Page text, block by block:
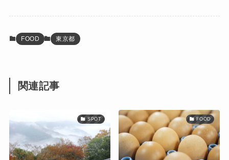
FOOD 東京都
関連記事
SPOT FOOD